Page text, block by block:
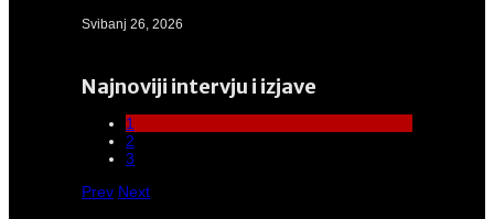
Svibanj 26, 2026
Najnoviji intervju i izjave
1
2
3
Prev Next